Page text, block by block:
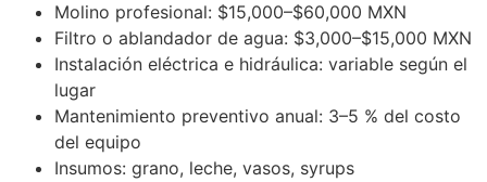
Molino profesional: $15,000–$60,000 MXN
Filtro o ablandador de agua: $3,000–$15,000 MXN
Instalación eléctrica e hidráulica: variable según el
lugar
Mantenimiento preventivo anual: 3–5 % del costo
del equipo
Insumos: grano, leche, vasos, syrups